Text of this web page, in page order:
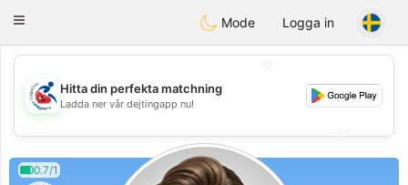
Handi Space
Toggle
Mode Logga in
💖
💕
Hitta din perfekta matchning
Ladda ner vår dejtingapp nu!
0.7/1